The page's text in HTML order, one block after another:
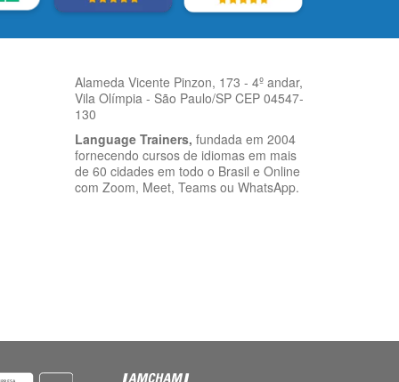
Alameda Vicente Pinzon, 173 - 4º andar,
Vila Olímpia - São Paulo/SP CEP 04547-
130
Language Trainers, fundada em 2004
fornecendo cursos de idiomas em mais
de 60 cidades em todo o Brasil e Online
com Zoom, Meet, Teams ou WhatsApp.